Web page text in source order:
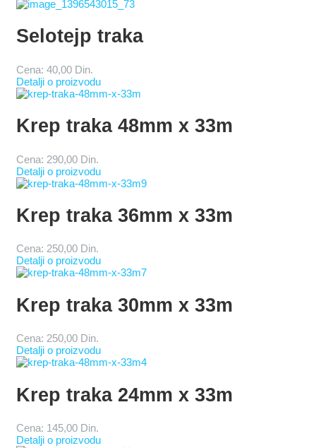
Selotejp traka
Cena: 40,00 Din.
Detalji o proizvodu
Krep traka 48mm x 33m
Cena: 290,00 Din.
Detalji o proizvodu
Krep traka 36mm x 33m
Cena: 250,00 Din.
Detalji o proizvodu
Krep traka 30mm x 33m
Cena: 250,00 Din.
Detalji o proizvodu
Krep traka 24mm x 33m
Cena: 145,00 Din.
Detalji o proizvodu